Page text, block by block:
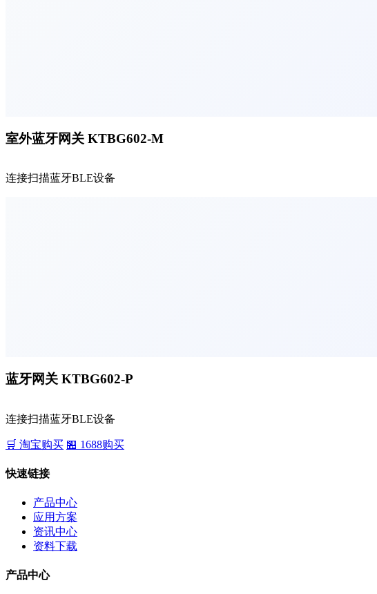
室外蓝牙网关 KTBG602-M
连接扫描蓝牙BLE设备
蓝牙网关 KTBG602-P
连接扫描蓝牙BLE设备
🛒 淘宝购买 🏪 1688购买
快速链接
产品中心
应用方案
资讯中心
资料下载
产品中心